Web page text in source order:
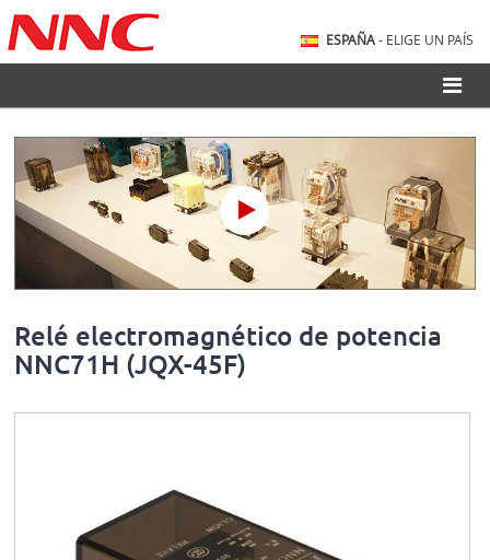
ESPAÑA- ELIGE UN PAÍS
Relé electromagnético de potencia
NNC71H (JQX-45F)